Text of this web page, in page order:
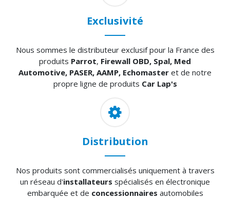
Exclusivité
Nous sommes le distributeur exclusif pour la France des
produits Parrot, Firewall OBD, Spal, Med
Automotive, PASER, AAMP, Echomaster et de notre
propre ligne de produits Car Lap's
Distribution
Nos produits sont commercialisés uniquement à travers
un réseau d'installateurs spécialisés en électronique
embarquée et de concessionnaires automobiles